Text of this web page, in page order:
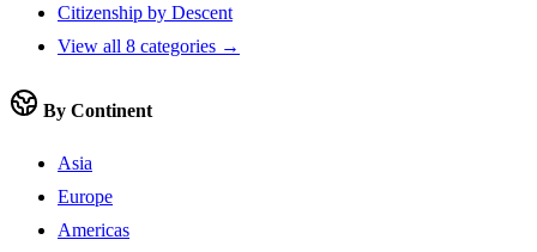
Citizenship by Descent
View all 8 categories →
By Continent
Asia
Europe
Americas